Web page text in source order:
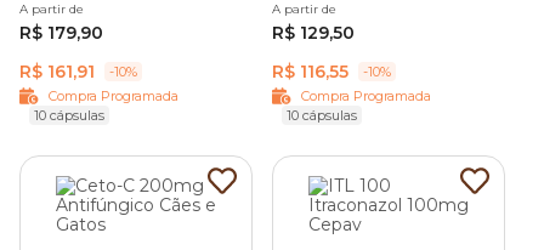
A partir de
R$ 179,90
R$ 161,91
-10%
Compra Programada
10 cápsulas
A partir de
R$ 129,50
R$ 116,55
-10%
Compra Programada
10 cápsulas